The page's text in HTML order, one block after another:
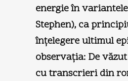
energie în
Stephen), ca
înţelegere ultimul
observaţia: De
cu transcrieri din